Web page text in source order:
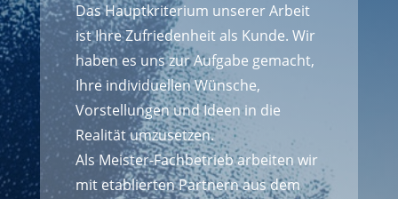
Das Hauptkriterium unserer Arbeit
ist Ihre Zufriedenheit als Kunde. Wir
haben es uns zur Aufgabe gemacht,
Ihre individuellen Wünsche,
Vorstellungen und Ideen in die
Realität umzusetzen.
Als Meister-Fachbetrieb arbeiten wir
mit etablierten Partnern aus dem